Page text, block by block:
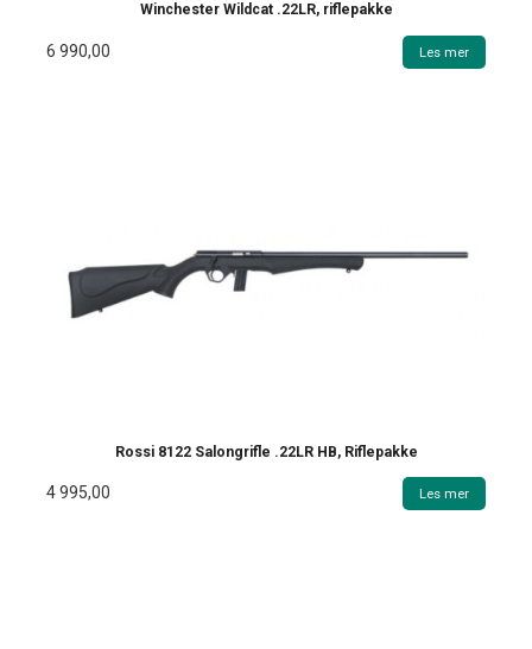
Winchester Wildcat .22LR, riflepakke
6 990,00 Les mer
Rossi 8122 Salongrifle .22LR HB, Riflepakke
4 995,00 Les mer